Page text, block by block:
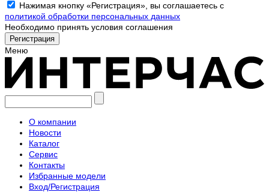
Нажимая кнопку «Регистрация», вы соглашаетесь с
политикой обработки персональных данных
Необходимо принять условия соглашения
Меню
О компании
Новости
Каталог
Сервис
Контакты
Избранные модели
Вход/Регистрация